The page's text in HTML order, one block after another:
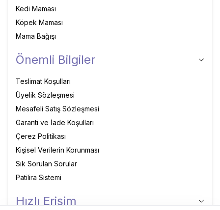
Kedi Maması
Köpek Maması
Mama Bağışı
Önemli Bilgiler
Teslimat Koşulları
Üyelik Sözleşmesi
Mesafeli Satış Sözleşmesi
Garanti ve İade Koşulları
Çerez Politikası
Kişisel Verilerin Korunması
Sık Sorulan Sorular
Patilira Sistemi
Hızlı Erişim